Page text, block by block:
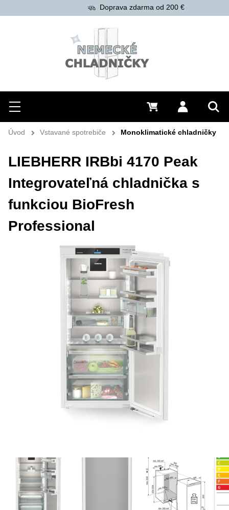
Hľadať
Menu Prihlásiť
0 €
Doprava zdarma od 200 €
Úvod Vstavané spotrebiče Monoklimatické chladničky
LIEBHERR IRBbi 4170 Peak
Integrovateľná chladnička s
funkciou BioFresh
Professional